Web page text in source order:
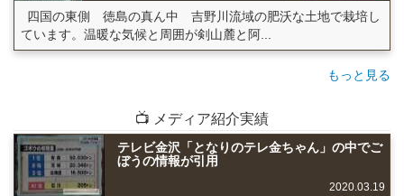
四国の東側 徳島の真ん中 吉野川流域の肥沃な土地で栽培し
ています。温暖な気候と周囲が剣山麓と阿...
もっと見る
📺 メディア紹介実績
テレビ金沢「となりのテレ金ちゃん」の中でご
ぼうの情報が引用
2020.03.19